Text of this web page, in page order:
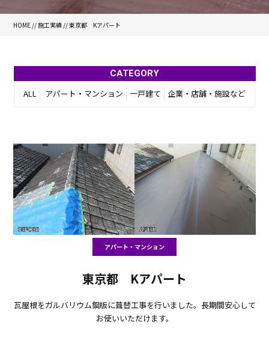
HOME //施工実績 //東京都 Kアパート
CATEGORY
ALL アパート・マンション 一戸建て 企業・店舗・施設など
アパート・マンション
東京都 Kアパート
瓦屋根をガルバリウム鋼版に葺替工事を行いました。長期間安心して
お使いいただけます。